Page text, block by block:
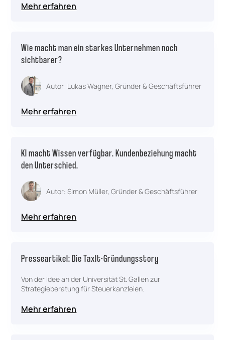
Mehr erfahren
Wie macht man ein starkes Unternehmen noch
sichtbarer?
Autor: Lukas Wagner, Gründer & Geschäftsführer
Mehr erfahren
KI macht Wissen verfügbar. Kundenbeziehung macht
den Unterschied.
Autor: Simon Müller, Gründer & Geschäftsführer
Mehr erfahren
Presseartikel: Die TaxIt-Gründungsstory
Von der Idee an der Universität St. Gallen zur
Strategieberatung für Steuerkanzleien.
Mehr erfahren